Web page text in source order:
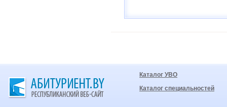
Каталог УВО
Каталог специальностей